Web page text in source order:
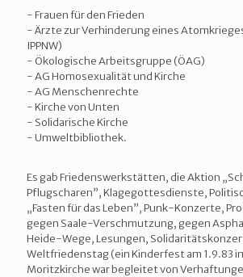
- Frauen für den Frieden
- Ärzte zur Verhinderung eines
IPPNW)
- Ökologische Arbeitsgruppe (ÖAG)
- AG Homosexualität und Kirche
- AG Menschenrechte
- Kirche von Unten
- Solidarische Kirche
- Umweltbibliothek.
Es gab Friedenswerkstätten, die Aktion
Pflugscharen”, Klagegottesdienste,
„Fasten für das Leben”, Punk-Konzerte,
gegen Saale-Verschmutzung, gegen
Heide-Wege, Lesungen,
Weltfriedenstag (ein Kinderfest am 1.9.83
Moritzkirche war begleitet von